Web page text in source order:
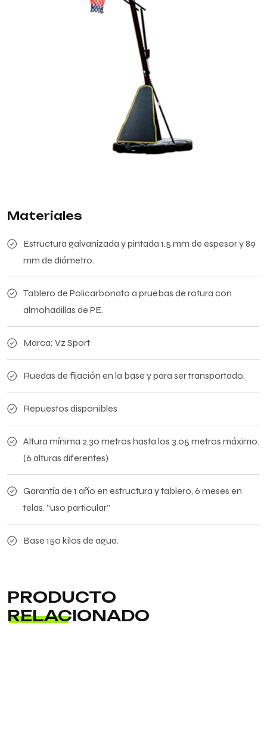
Materiales
Estructura galvanizada y pintada 1.5 mm de espesor y 89
mm de diámetro.
Tablero de Policarbonato a pruebas de rotura con
almohadillas de PE.
Marca: Vz Sport
Ruedas de fijación en la base y para ser transportado.
Repuestos disponibles
Altura mínima 2.30 metros hasta los 3.05 metros máximo.
(6 alturas diferentes)
Garantía de 1 año en estructura y tablero, 6 meses en
telas. “uso particular”
Base 150 kilos de agua.
PRODUCTO
RELACIONADO